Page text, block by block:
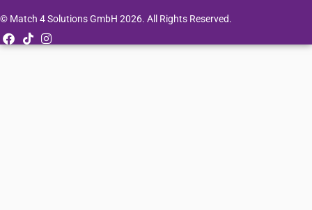
© Match 4 Solutions GmbH 2026. All Rights Reserved.